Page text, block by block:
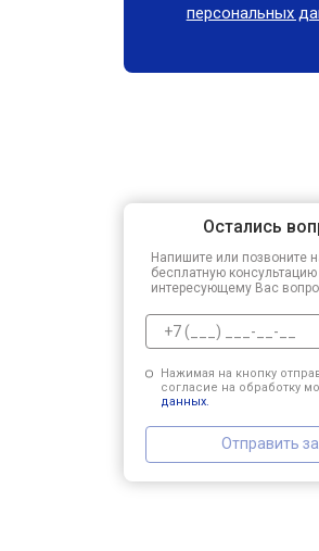
персональных
Остались
Напишите или позвоните
бесплатную
интересующему Вас
Нажимая на кнопку
согласие на обработку
данных.
Отправить